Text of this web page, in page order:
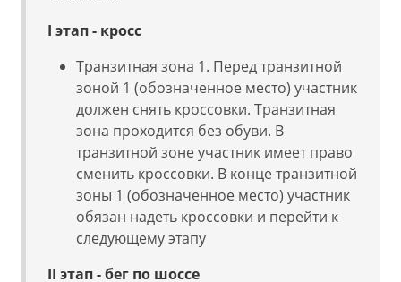
I этап - кросс
Транзитная зона 1. Перед транзитной
зоной 1 (обозначенное место) участник
должен снять кроссовки. Транзитная
зона проходится без обуви. В
транзитной зоне участник имеет право
сменить кроссовки. В конце транзитной
зоны 1 (обозначенное место) участник
обязан надеть кроссовки и перейти к
следующему этапу
II этап - бег по шоссе